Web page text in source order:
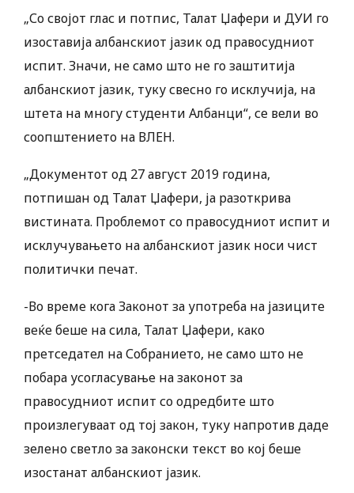
„Со својот глас и потпис, Талат Џафери и ДУИ го
изоставија албанскиот јазик од правосудниот
испит. Значи, не само што не го заштитија
албанскиот јазик, туку свесно го исклучија, на
штета на многу студенти Албанци“, се вели во
соопштението на ВЛЕН.
„Документот од 27 август 2019 година,
потпишан од Талат Џафери, ја разоткрива
вистината. Проблемот со правосудниот испит и
исклучувањето на албанскиот јазик носи чист
политички печат.
-Во време кога Законот за употреба на јазиците
веќе беше на сила, Талат Џафери, како
претседател на Собранието, не само што не
побара усогласување на законот за
правосудниот испит со одредбите што
произлегуваат од тој закон, туку напротив даде
зелено светло за законски текст во кој беше
изостанат албанскиот јазик.